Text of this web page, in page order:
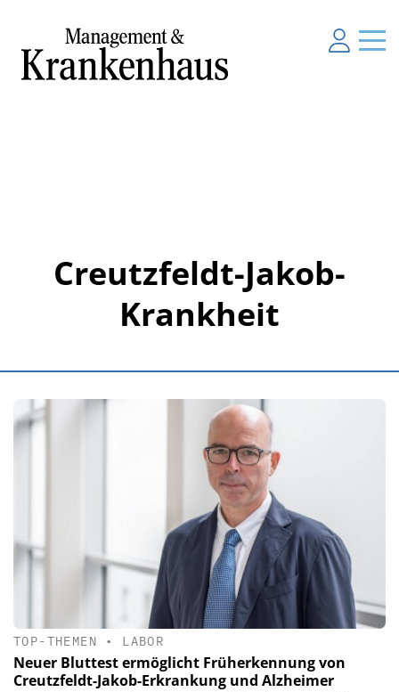
Creutzfeldt-Jakob-
Krankheit
TOP-THEMEN • LABOR
Neuer Bluttest ermöglicht Früherkennung von
Creutzfeldt-Jakob-Erkrankung und Alzheimer